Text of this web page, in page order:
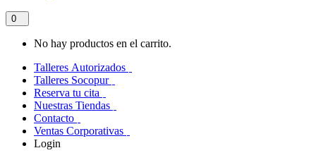
0
No hay productos en el carrito.
Talleres Autorizados
Talleres Socopur
Reserva tu cita
Nuestras Tiendas
Contacto
Ventas Corporativas
Login